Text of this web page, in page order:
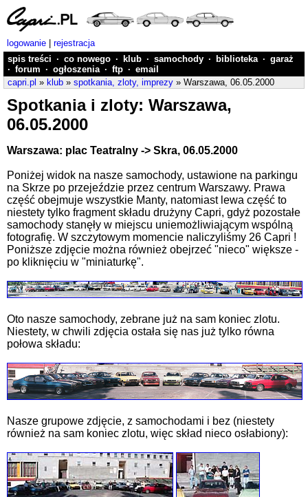
logowanie
rejestracja
spis treści · co nowego · klub · samochody · biblioteka · garaż
· forum · ogłoszenia · ftp · email
capri.pl » klub » spotkania, zloty, imprezy » Warszawa, 06.05.2000
Spotkania i zloty: Warszawa,
06.05.2000
Warszawa: plac Teatralny -> Skra, 06.05.2000
Poniżej widok na nasze samochody, ustawione na parkingu
na Skrze po przejeździe przez centrum Warszawy. Prawa
część obejmuje wszystkie Manty, natomiast lewa część to
niestety tylko fragment składu drużyny Capri, gdyż pozostałe
samochody stanęły w miejscu uniemożliwiającym wspólną
fotografię. W szczytowym momencie naliczyliśmy 26 Capri !
Poniższe zdjęcie można również obejrzeć "nieco" większe -
po kliknięciu w "miniaturkę".
Oto nasze samochody, zebrane już na sam koniec zlotu.
Niestety, w chwili zdjęcia ostała się nas już tylko równa
połowa składu:
Nasze grupowe zdjęcie, z samochodami i bez (niestety
również na sam koniec zlotu, więc skład nieco osłabiony):